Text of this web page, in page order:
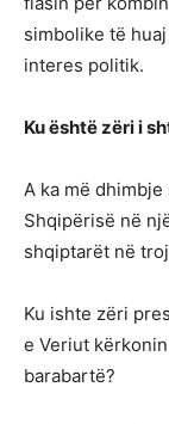
simbolike të
interes politik.
Ku është zëri i
A ka më
Shqipërisë në
shqiptarët në
Ku ishte zëri
e Veriut
barabartë?